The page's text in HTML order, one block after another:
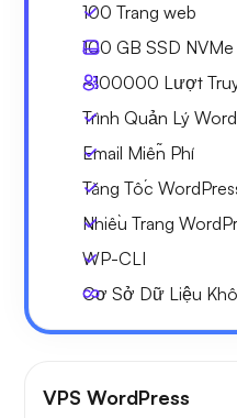
100 Trang web
100 GB SSD NVMe
~100000 Lượt
Trình Quản Lý
Email Miễn Phí
Tăng Tốc
Nhiều Trang
WP-CLI
Cơ Sở Dữ Liệu
VPS WordPress